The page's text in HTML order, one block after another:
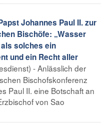
Johannes Paul II. zur
Bischöfe: „Wasser
solches ein
und ein Recht aller
- Anlässlich der
Bischofskonferenz
Paul II. eine Botschaft an
von Sao